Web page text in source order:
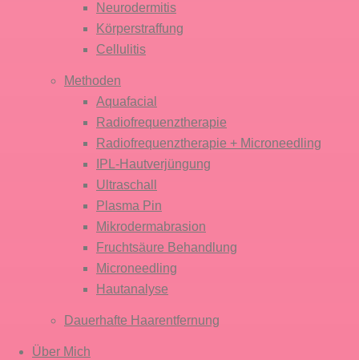
Neurodermitis
Körper­straffung
Cellulitis
Methoden
Aquafacial
Radiofrequenz­therapie
Radiofrequenz­therapie + Micro­needling
IPL-Haut­verjüngung
Ultraschall
Plasma Pin
Mikro­dermabrasion
Fruchtsäure Behandlung
Microneedling
Hautanalyse
Dauerhafte Haar­entfernung
Über Mich